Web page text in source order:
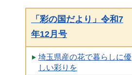
「彩の国だより」令和7
年12月号
埼玉県産の花で暮らしに優
しい彩りを